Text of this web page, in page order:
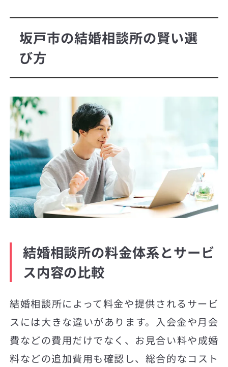
坂戸市の結婚相談所の賢い選
び方
結婚相談所の料金体系とサービ
ス内容の比較
結婚相談所によって料金や提供されるサービ
スには大きな違いがあります。入会金や月会
費などの費用だけでなく、お見合い料や成婚
料などの追加費用も確認し、総合的なコスト